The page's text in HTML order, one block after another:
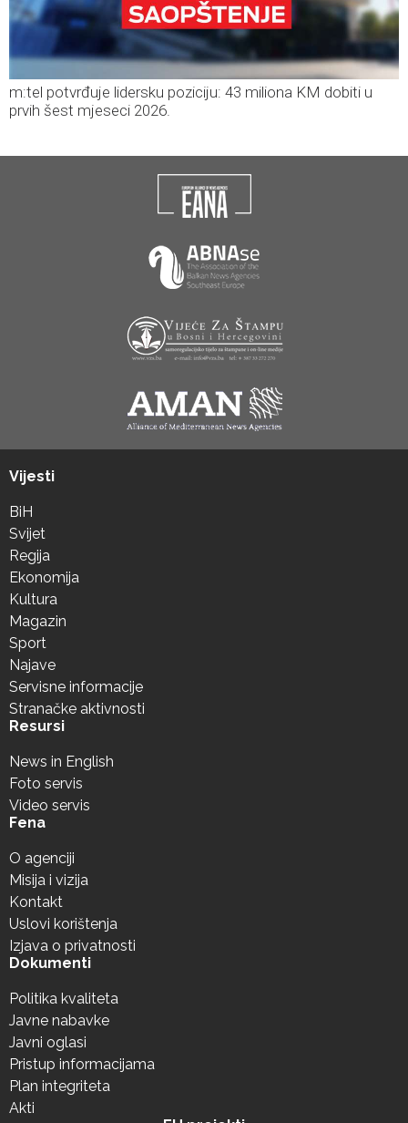
m:tel potvrđuje lidersku poziciju: 43 miliona KM dobiti u
prvih šest mjeseci 2026.
Vijesti
BiH
Svijet
Regija
Ekonomija
Kultura
Magazin
Sport
Najave
Servisne informacije
Stranačke aktivnosti
Resursi
News in English
Foto servis
Video servis
Fena
O agenciji
Misija i vizija
Kontakt
Uslovi korištenja
Izjava o privatnosti
Dokumenti
Politika kvaliteta
Javne nabavke
Javni oglasi
Pristup informacijama
Plan integriteta
Akti